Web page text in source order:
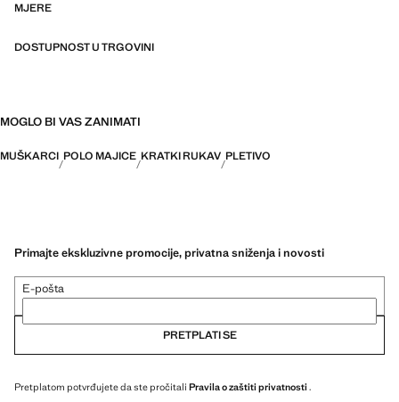
MJERE
DOSTUPNOST U TRGOVINI
MOGLO BI VAS ZANIMATI
MUŠKARCI POLO MAJICE KRATKI RUKAV PLETIVO
Primajte ekskluzivne promocije, privatna sniženja i novosti
E-pošta
PRETPLATI SE
Pretplatom potvrđujete da ste pročitali Pravila o zaštiti privatnosti .